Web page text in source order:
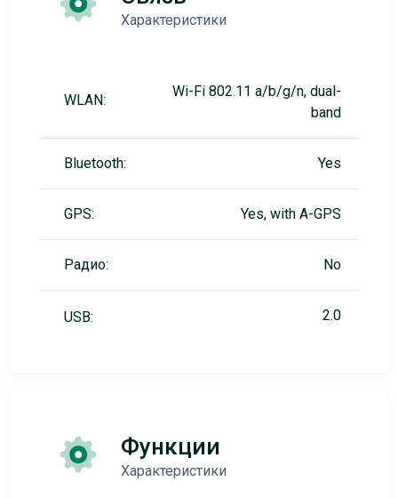
Характеристики
WLAN:
Wi-Fi 802.11 a/b/g/n, dual-
band
Bluetooth: Yes
GPS: Yes, with A-GPS
Радио: No
USB: 2.0
Функции
Характеристики